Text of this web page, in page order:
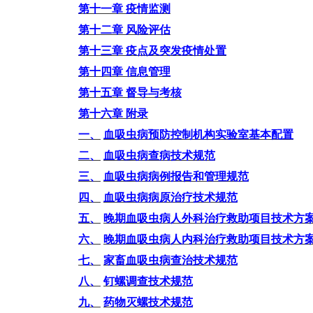
第十一章 疫情监测
第十二章 风险评估
第十三章 疫点及突发疫情处置
第十四章 信息管理
第十五章 督导与考核
第十六章 附录
一、
血吸虫病预防控制机构实验室基本配置
二、
血吸虫病查病技术规范
三、
血吸虫病病例报告和管理规范
四、
血吸虫病病原治疗技术规范
五、
晚期血吸虫病人外科治疗救助项目技术方
六、
晚期血吸虫病人内科治疗救助项目技术方
七、
家畜血吸虫病查治技术规范
八、
钉螺调查技术规范
九、
药物灭螺技术规范